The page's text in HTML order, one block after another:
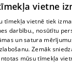
vietne
tīmekļa vietnē tiek
darbību., nosūtītu
un satura
Zemāk
mūsu tīmekļa